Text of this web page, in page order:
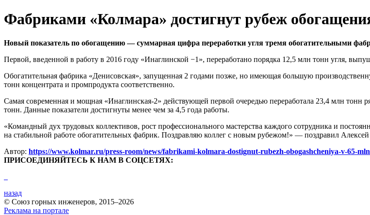
Фабриками «Колмара» достигнут рубеж
Новый показатель по обогащению — суммарная цифра переработки угля тремя обогатительными
Первой, введенной в работу в 2016 году «Инаглинской −1», переработано порядка 12,5 млн тонн угля,
Обогатительная фабрика «Денисовская», запущенная 2 годами позже, но имеющая большую
тонн концентрата и промпродукта соответственно.
Самая современная и мощная «Инаглинская-2» действующей первой очередью переработала 23,4 млн тонн
тонн. Данные показатели достигнуты менее чем за 4,5 года работы.
«Командный дух трудовых коллективов, рост профессионального мастерства каждого сотрудника и
на стабильной работе обогатительных фабрик. Поздравляю коллег с новым рубежом!» — поздравил
Автор: https://www.kolmar.ru/press-room/news/fabrikami-kolmara-dostignut-rubezh-obogashcheniya-v-65-
ПРИСОЕДИНЯЙТЕСЬ К НАМ В СОЦСЕТЯХ:
назад
© Союз горных инженеров, 2015–2026
Реклама на портале